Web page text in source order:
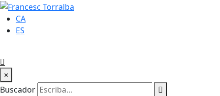
CA
ES
×
Buscador